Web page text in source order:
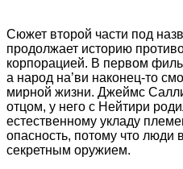
Сюжет второй части под
продолжает историю
корпорацией. В первом
а народ на’ви наконец-то
мирной жизни. Джеймс
отцом, у него с Нейтири
естественному укладу
опасность, потому что люди
секретным оружием.